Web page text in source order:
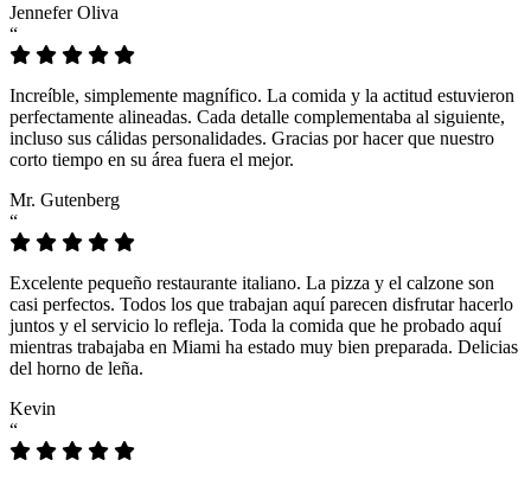
Jennefer Oliva
“
Increíble, simplemente magnífico. La comida y la actitud estuvieron
perfectamente alineadas. Cada detalle complementaba al siguiente,
incluso sus cálidas personalidades. Gracias por hacer que nuestro
corto tiempo en su área fuera el mejor.
Mr. Gutenberg
“
Excelente pequeño restaurante italiano. La pizza y el calzone son
casi perfectos. Todos los que trabajan aquí parecen disfrutar hacerlo
juntos y el servicio lo refleja. Toda la comida que he probado aquí
mientras trabajaba en Miami ha estado muy bien preparada. Delicias
del horno de leña.
Kevin
“